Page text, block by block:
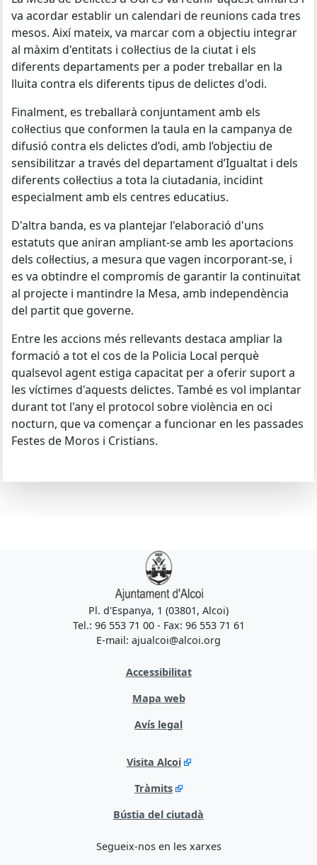
va acordar establir un calendari de reunions cada tres
mesos. Així mateix, va marcar com a objectiu integrar
al màxim d'entitats i col·lectius de la ciutat i els
diferents departaments per a poder treballar en la
lluita contra els diferents tipus de delictes d'odi.
Finalment, es treballarà conjuntament amb els
col·lectius que conformen la taula en la campanya de
difusió contra els delictes d’odi, amb l’objectiu de
sensibilitzar a través del departament d’Igualtat i dels
diferents col·lectius a tota la ciutadania, incidint
especialment amb els centres educatius.
D'altra banda, es va plantejar l'elaboració d'uns
estatuts que aniran ampliant-se amb les aportacions
dels col·lectius, a mesura que vagen incorporant-se, i
es va obtindre el compromís de garantir la continuïtat
al projecte i mantindre la Mesa, amb independència
del partit que governe.
Entre les accions més rellevants destaca ampliar la
formació a tot el cos de la Policia Local perquè
qualsevol agent estiga capacitat per a oferir suport a
les víctimes d'aquests delictes. També es vol implantar
durant tot l'any el protocol sobre violència en oci
nocturn, que va començar a funcionar en les passades
Festes de Moros i Cristians.
Pl. d'Espanya, 1 (03801, Alcoi)
Tel.: 96 553 71 00 - Fax: 96 553 71 61
E-mail: ajualcoi@alcoi.org
Accessibilitat
Mapa web
Avís legal
Visita Alcoi
Tràmits
Bústia del ciutadà
Segueix-nos en les xarxes